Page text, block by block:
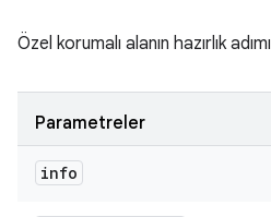
Özel korumalı alanın hazırlık adımı
Parametreler
info